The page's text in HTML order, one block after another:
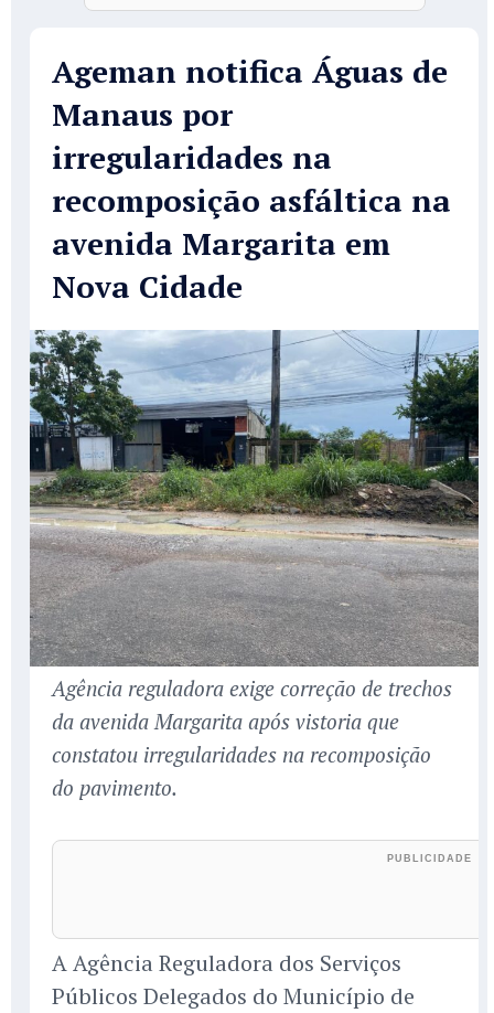
Ageman notifica Águas de
Manaus por
irregularidades na
recomposição asfáltica na
avenida Margarita em
Nova Cidade
Agência reguladora exige correção de trechos
da avenida Margarita após vistoria que
constatou irregularidades na recomposição
do pavimento.
A Agência Reguladora dos Serviços
Públicos Delegados do Município de